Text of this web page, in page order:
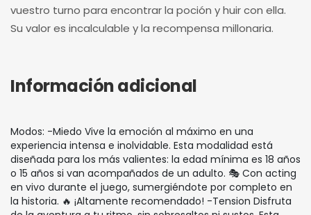
vuestro turno para encontrar la poción y huir con ella.
Su valor es incalculable y la recompensa millonaria.
Información adicional
Modos: -Miedo Vive la emoción al máximo en una
experiencia intensa e inolvidable. Esta modalidad está
diseñada para los más valientes: la edad mínima es 18 años
o 15 años si van acompañados de un adulto. 🎭 Con acting
en vivo durante el juego, sumergiéndote por completo en
la historia. 🔥 ¡Altamente recomendado! -Tension Disfruta